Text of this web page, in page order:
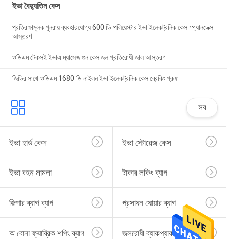
ইভা বৈদ্যুতিন কেস
প্রতিরক্ষামূলক পুনরায় ব্যবহারযোগ্য 600 ডি পলিয়েস্টার ইভা ইলেকট্রনিক কেস স্প্যানডেক্স
আস্তরণ
ওডিএম টেকসই ইভাএ ম্যাসেজ গুন কেস জল প্রতিরোধী জাল আস্তরণ
জিডির সাথে ওডিএম 1680 ডি নাইলন ইভা ইলেকট্রনিক কেস ব্রেকিং প্রুফ
সব
ইভা হার্ড কেস ইভা স্টোরেজ কেস
ইভা বহন মামলা টাকার লকিং ব্যাগ
জিপার ব্যাগ ব্যাগ প্রসাধন ধোয়ার ব্যাগ
অ বোনা ফ্যাব্রিক শপিং ব্যাগ জলরোধী ব্যাকপ্যাক ব্যাগ